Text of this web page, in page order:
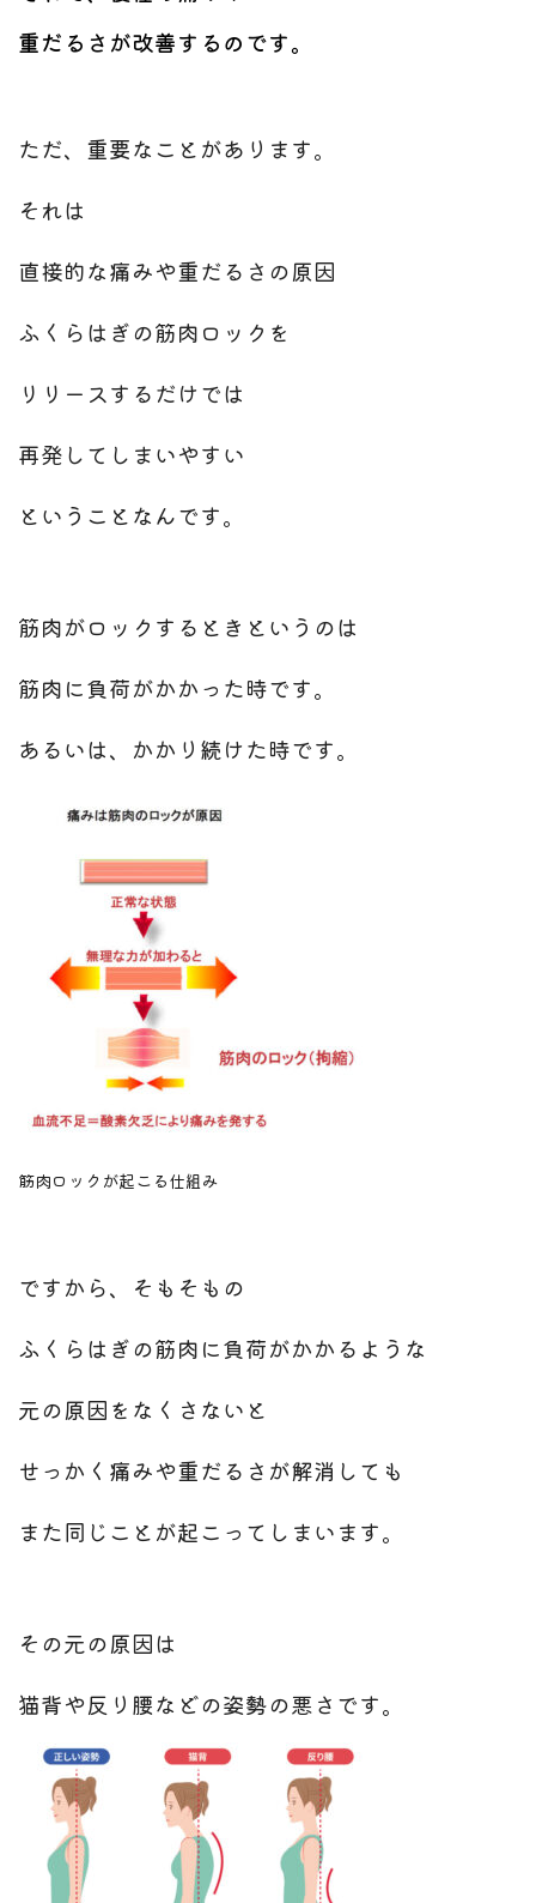
重だるさが改善するのです。
ただ、重要なことがあります。
それは
直接的な痛みや重だるさの原因
ふくらはぎの筋肉ロックを
リリースするだけでは
再発してしまいやすい
ということなんです。
筋肉がロックするときというのは
筋肉に負荷がかかった時です。
あるいは、かかり続けた時です。
筋肉ロックが起こる仕組み
ですから、そもそもの
ふくらはぎの筋肉に負荷がかかるような
元の原因をなくさないと
せっかく痛みや重だるさが解消しても
また同じことが起こってしまいます。
その元の原因は
猫背や反り腰などの姿勢の悪さです。